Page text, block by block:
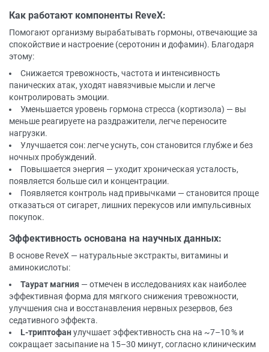
Как работают компоненты ReveX:
Помогают организму вырабатывать гормоны, отвечающие за
спокойствие и настроение (серотонин и дофамин). Благодаря
этому:
Снижается тревожность, частота и интенсивность
панических атак, уходят навязчивые мысли и легче
контролировать эмоции.
Уменьшается уровень гормона стресса (кортизола) — вы
меньше реагируете на раздражители, легче переносите
нагрузки.
Улучшается сон: легче уснуть, сон становится глубже и без
ночных пробуждений.
Повышается энергия — уходит хроническая усталость,
появляется больше сил и концентрации.
Появляется контроль над привычками — становится проще
отказаться от сигарет, лишних перекусов или импульсивных
покупок.
Эффективность основана на научных данных:
В основе ReveX — натуральные экстракты, витамины и
аминокислоты:
Таурат магния — отмечен в исследованиях как наиболее
эффективная форма для мягкого снижения тревожности,
улучшения сна и восстанавления нервных резервов, без
седативного эффекта.
L-триптофанулучшает эффективность сна на ~7–10 % и
сокращает засыпание на 15–30 минут, согласно клиническим